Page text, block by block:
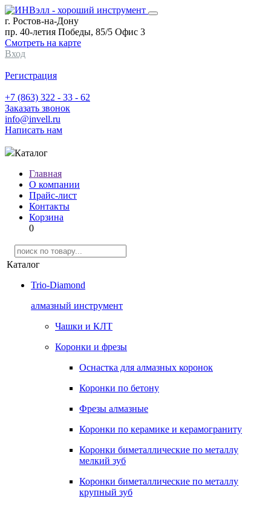
г. Ростов-на-Дону
пр. 40-летия Победы, 85/5 Офис 3
Смотреть на карте
Вход
Регистрация
+7 (863) 322 - 33 - 62
Заказать звонок
info@invell.ru
Написать нам
Каталог
Главная
О компании
Прайс-лист
Контакты
Корзина
0
Каталог
Trio-Diamond
алмазный инструмент
Чашки и КЛТ
Коронки и фрезы
Оснастка для алмазных коронок
Коронки по бетону
Фрезы алмазные
Коронки по керамике и керамограниту
Коронки биметаллические по металлу
мелкий зуб
Коронки биметаллические по металлу
крупный зуб